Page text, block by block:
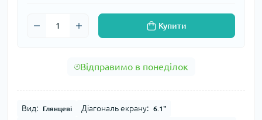
Купити
Відправимо в понеділок
Вид: Глянцеві Діагональ екрану: 6.1"